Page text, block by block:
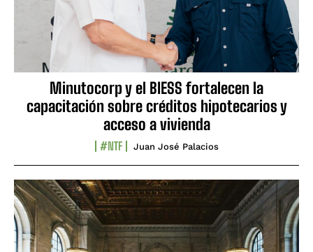
Minutocorp y el BIESS fortalecen la
capacitación sobre créditos hipotecarios y
acceso a vivienda
#NTF Juan José Palacios